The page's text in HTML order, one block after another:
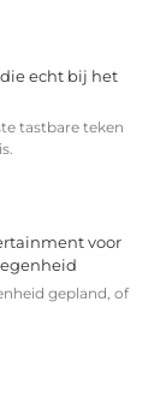
echt bij het
tastbare teken
voor
gepland, of